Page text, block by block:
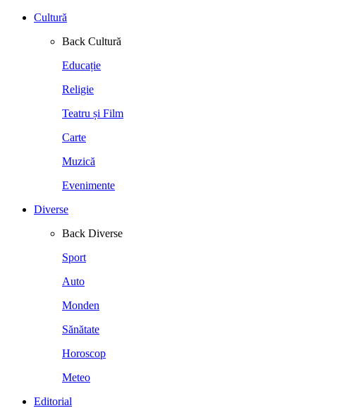
Cultură
Back Cultură
Educație
Religie
Teatru și Film
Carte
Muzică
Evenimente
Diverse
Back Diverse
Sport
Auto
Monden
Sănătate
Horoscop
Meteo
Editorial